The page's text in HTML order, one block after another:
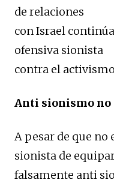
de relaciones
con Israel
ofensiva sionista
contra el
Anti sionismo
A pesar de que no
sionista de
falsamente anti